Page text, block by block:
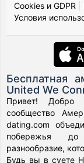
Cookies и GDPR
Условия
Бесплатная
United We
Привет! Добро
сообщество
dating.com
побережья до
разнообразие,
Будь вы в суете